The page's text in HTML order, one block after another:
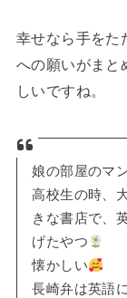
幸せなら手をた
への願いがまと
しいですね。
娘の部屋のマ
高校生の時、
きな書店で、
げたやつ
懐かしい
長崎弁は英語